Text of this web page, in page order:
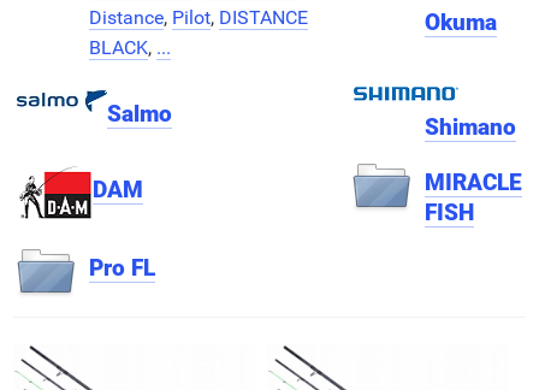
Distance, Pilot, DISTANCE
BLACK, ...
Okuma
Salmo Shimano
DAM
MIRACLE
FISH
Pro FL